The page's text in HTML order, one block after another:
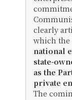
clearly
which the
national
state-
as the
private
The